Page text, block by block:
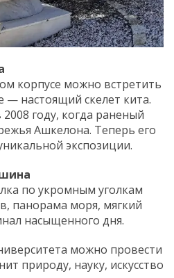
корпусе можно встретить
настоящий скелет кита.
2008 году, когда раненый
Ашкелона. Теперь его
экспозиции.
по укромным уголкам
панорама моря, мягкий
насыщенного дня.
можно провести
природу, науку, искусство